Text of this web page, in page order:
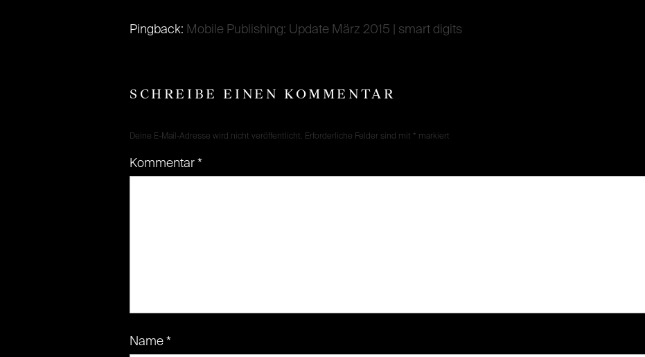
Pingback: Mobile Publishing: Update März 2015 | smart digits
SCHREIBE EINEN KOMMENTAR
Deine E-Mail-Adresse wird nicht veröffentlicht. Erforderliche Felder sind mit * markiert
Kommentar *
Name *